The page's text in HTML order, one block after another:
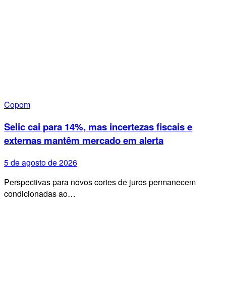
Copom
Selic cai para 14%, mas incertezas fiscais e
externas mantêm mercado em alerta
5 de agosto de 2026
Perspectivas para novos cortes de juros permanecem
condicionadas ao…